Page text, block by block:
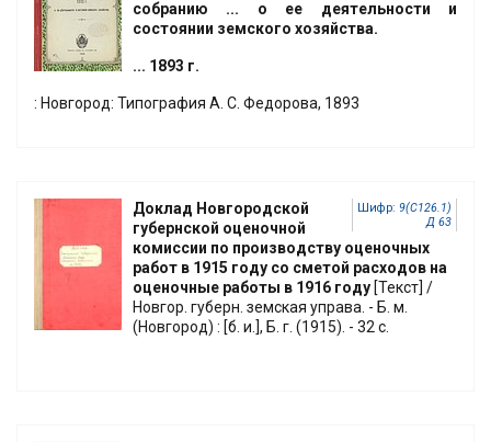
собранию ... о ее деятельности и
состоянии земского хозяйства.
... 1893 г.
: Новгород: Типография А. С. Федорова, 1893
Шифр: 9(С126.1)
Д 63
Доклад Новгородской
губернской оценочной
комиссии по производству оценочных
работ в 1915 году со сметой расходов на
оценочные работы в 1916 году [Текст] /
Новгор. губерн. земская управа. - Б. м.
(Новгород) : [б. и.], Б. г. (1915). - 32 с.